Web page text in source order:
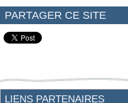
PARTAGER CE SITE
LIENS PARTENAIRES